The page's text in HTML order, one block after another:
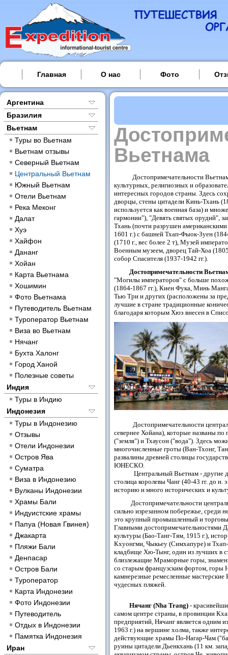
Главная О нас Фото
Аргентина
Бразилия
Вьетнам
Туры во Вьетнам
Вьетнам отзывы
Северный Вьетнам
Центральный Вьетнам
Южный Вьетнам
Отели Вьетнам
Река Меконг
Далат
Хуэ
Хайфон
Дананг
Хойан
Карта Вьетнама
Хошимин
Фото Вьетнама
Путеводитель Вьетнам
Туроператор Вьетнам
Виза во Вьетнам
Нячанг
Бухта Халонг
Город Ханой
Полезные советы
Индия
Туры в Индию
Индонезия
Туры в Индонезию
Отзывы
Отели Индонезии
Остров Ява
Суматра
Виза в Индонезию
Вулканы Индонезии
Храмы Бали
Индуистские храмы
Папуа (Новая Гвинея)
Джакарта
Пляжи Бали
Денпасар
Остров Бали
Туроператор
Карта Индонезии
Фото Индонезии
Путеводитель
Отдых в Индонезии
Памятка Индонезия
Иран
Вьетнама
Достопримечательности
культурных, религиозных и
интересных городов страны. Здесь
дворцы, стены цитадели Кинь-Тхань
используется как военная база) и
гармонии"), "Девять святых орудий",
Тхань (почти разрушен
1601 г.) с башней Тхап-Фыок-Зуен
(1710 г., вес более 2 т), Музей
Военным музеем, дворец Тай-Хоа
собор Спасителя (1937-1942 гг.).
Достопримечательности
"Могилы императоров" с больше
(1864-1867 гг.), Киен Фука, Минь
Тью Три и других (расположены за
лучшие в стране традиционные
благодаря которым Хюэ внесен в
Достопримечательности
севернее Хойана), которые названы
("земля") и Тхаусон ("вода"). Здесь
многочисленные гроты (Ван-Тхонг,
развалины древней столицы
ЮНЕСКО.
Центральный Вьетнам - другие
столица королевы Чанг (40-43 гг. до
историю и много исторических и
Достопримечательности
сильно изрезанном побережье, среди
это крупный промышленный и
Главными достопримечательностями
культуры (Бао-Танг-Тям, 1915 г.),
Кхуонгми, Чыкьеу (Симхапуре) и
кладбище Хю-Тынг, один из лучших в
близлежащие Мраморные горы,
со старым французским фортом,
камнерезные ремесленные
чудесных пляжей.
Нячанг (Nha Trang) -
самом центре страны, в провинции
предприятий, Нячанг является одним
1963 г.) на вершине холма, также
действующие храмы По-Нагар-Чам
руины цитадели Дьенкхань (11 км.